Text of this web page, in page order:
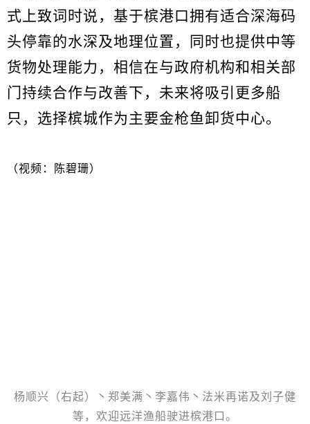
式上致词时说，基于槟港口拥有适合深海码
头停靠的水深及地理位置，同时也提供中等
货物处理能力，相信在与政府机构和相关部
门持续合作与改善下，未来将吸引更多船
只，选择槟城作为主要金枪鱼卸货中心。
（视频：陈碧珊）
杨顺兴（右起）丶郑美满丶李嘉伟丶法米再诺及刘子健
等，欢迎远洋渔船驶进槟港口。